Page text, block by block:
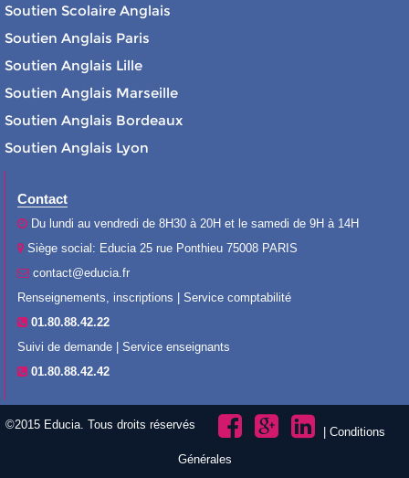
Soutien Scolaire Anglais
Soutien Anglais Paris
Soutien Anglais Lille
Soutien Anglais Marseille
Soutien Anglais Bordeaux
Soutien Anglais Lyon
Contact
Du lundi au vendredi de 8H30 à 20H et le samedi de 9H à 14H
Siège social: Educia 25 rue Ponthieu 75008 PARIS
contact@educia.fr
Renseignements, inscriptions | Service comptabilité
01.80.88.42.22
Suivi de demande | Service enseignants
01.80.88.42.42
©2015 Educia. Tous droits réservés
| Conditions
Générales